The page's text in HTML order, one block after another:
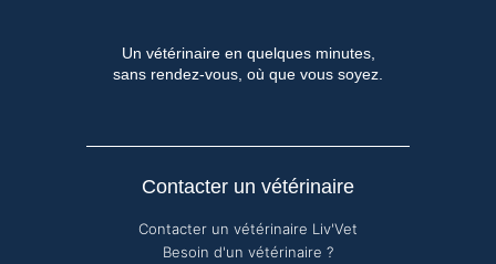
Un vétérinaire en quelques minutes,
sans rendez-vous, où que vous soyez.
Contacter un vétérinaire
Contacter un vétérinaire Liv'Vet
Besoin d'un vétérinaire ?